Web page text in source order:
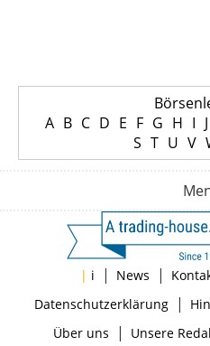
A B C D E F G H I J
S T U V
| i | News |
Datenschutzerklärung|
Über uns | Unsere